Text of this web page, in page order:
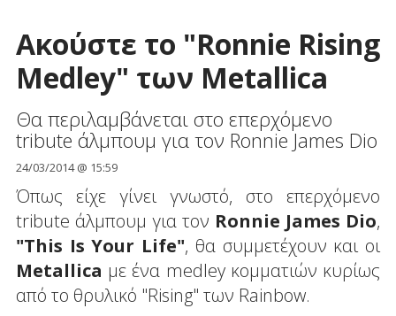
Ακούστε το "Ronnie Rising
Medley" των Metallica
Θα περιλαμβάνεται στο επερχόμενο
tribute άλμπουμ για τον Ronnie James Dio
24/03/2014 @ 15:59
Όπως είχε γίνει γνωστό, στο επερχόμενο
tribute άλμπουμ για τον Ronnie James Dio,
"This Is Your Life", θα συμμετέχουν και οι
Metallica με ένα medley κομματιών κυρίως
από το θρυλικό "Rising" των Rainbow.